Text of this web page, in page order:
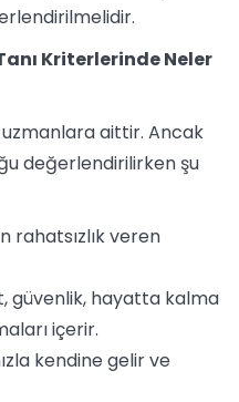
Kriterlerinde Neler
uzmanlara aittir. Ancak
değerlendirilirken şu
rahatsızlık veren
güvenlik, hayatta kalma
içerir.
kendine gelir ve